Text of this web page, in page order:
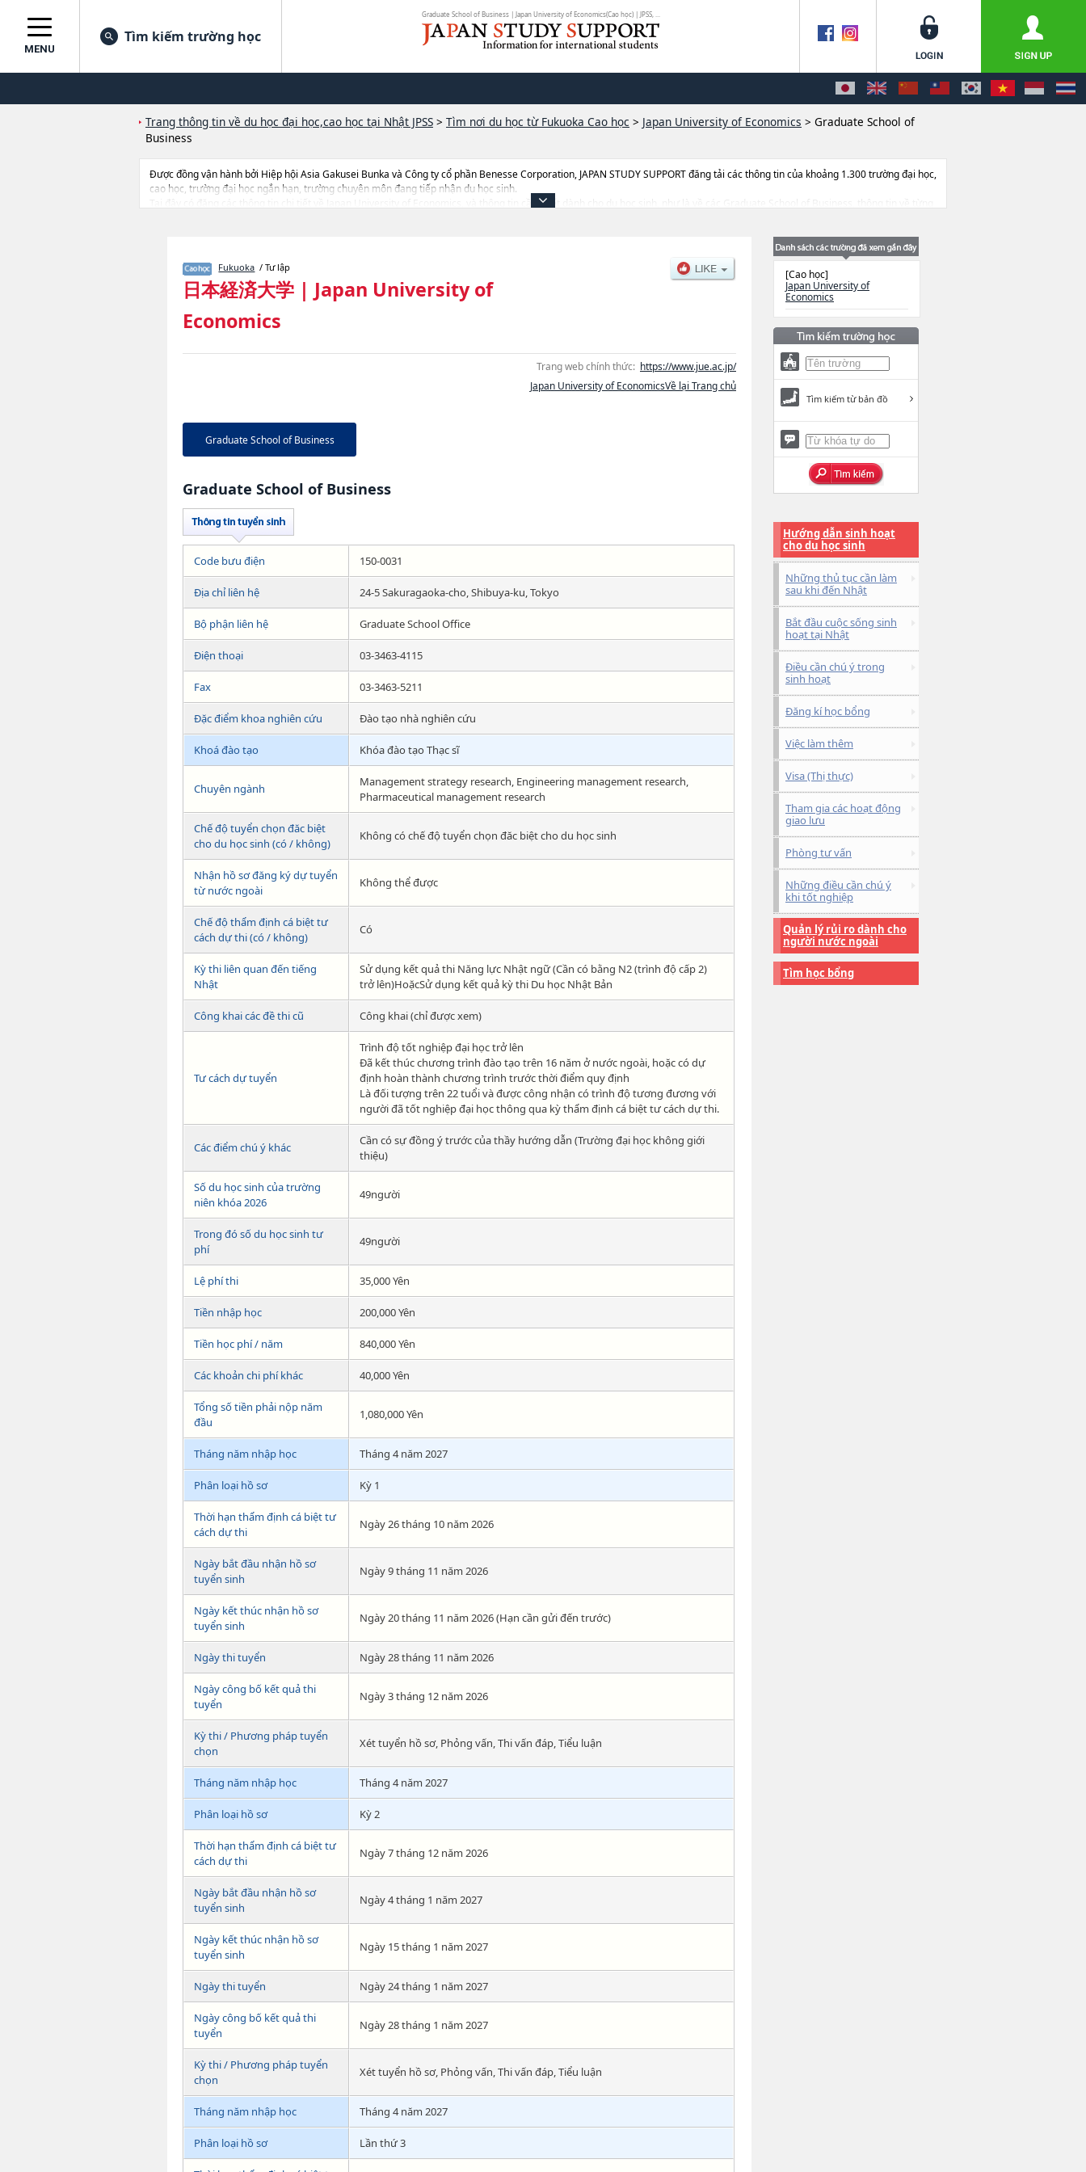
Graduate School of Business | Japan University of Economics(Cao học) | JPSS, ...
MENU
Tìm kiếm trường học
Trang thông tin về du học đại học,cao học tại Nhật JPSS > Tìm nơi du học từ Fukuoka Cao học > Japan University of Economics > Graduate School of
Business
Được đồng vận hành bởi Hiệp hội Asia Gakusei Bunka và Công ty cổ phần Benesse Corporation, JAPAN STUDY SUPPORT đăng tải các thông tin của khoảng 1.300 trường đại học,
cao học, trường đại học ngắn hạn, trường chuyên môn đang tiếp nhận du học sinh.
Tại đây có đăng các thông tin chi tiết về Japan University of Economics, và thông tin cần thiết dành cho du học sinh, như là về các Graduate School of Business, thông tin về từng
Fukuoka / Tư lập
日本経済大学 | Japan University of
Economics
Trang web chính thức: https://www.jue.ac.jp/
Japan University of EconomicsVề lại Trang chủ
Graduate School of Business
Graduate School of Business
Code bưu điện 150-0031
Địa chỉ liên hệ 24-5 Sakuragaoka-cho, Shibuya-ku, Tokyo
Bộ phận liên hệ Graduate School Office
Điện thoại 03-3463-4115
Fax 03-3463-5211
Đặc điểm khoa nghiên cứu Đào tạo nhà nghiên cứu
Khoá đào tạo Khóa đào tạo Thạc sĩ
Chuyên ngành
Management strategy research, Engineering management research,
Pharmaceutical management research
Chế độ tuyển chọn đăc biệt
cho du học sinh (có / không)
Không có chế độ tuyển chọn đăc biệt cho du học sinh
Nhận hồ sơ đăng ký dự tuyển
từ nước ngoài
Không thể được
Chế độ thẩm định cá biệt tư
cách dự thi (có / không)
Có
Kỳ thi liên quan đến tiếng
Nhật
Sử dụng kết quả thi Năng lực Nhật ngữ (Cần có bằng N2 (trình độ cấp 2)
trở lên)HoặcSử dụng kết quả kỳ thi Du học Nhật Bản
Công khai các đề thi cũ Công khai (chỉ được xem)
Tư cách dự tuyển
Trình độ tốt nghiệp đại học trở lên
Đã kết thúc chương trình đào tạo trên 16 năm ở nước ngoài, hoặc có dự
định hoàn thành chương trình trước thời điểm quy định
Là đối tượng trên 22 tuổi và được công nhận có trình độ tương đương với
người đã tốt nghiệp đại học thông qua kỳ thẩm định cá biệt tư cách dự thi.
Các điểm chú ý khác
Cần có sự đồng ý trước của thầy hướng dẫn (Trường đại học không giới
thiệu)
Số du học sinh của trường
niên khóa 2026
49người
Trong đó số du học sinh tư
phí
49người
Lệ phí thi 35,000 Yên
Tiền nhập học 200,000 Yên
Tiền học phí / năm 840,000 Yên
Các khoản chi phí khác 40,000 Yên
Tổng số tiền phải nộp năm
đầu
1,080,000 Yên
Tháng năm nhập học Tháng 4 năm 2027
Phân loại hồ sơ Kỳ 1
Thời hạn thẩm định cá biệt tư
cách dự thi
Ngày 26 tháng 10 năm 2026
Ngày bắt đầu nhận hồ sơ
tuyển sinh
Ngày 9 tháng 11 năm 2026
Ngày kết thúc nhận hồ sơ
tuyển sinh
Ngày 20 tháng 11 năm 2026 (Hạn cần gửi đến trước)
Ngày thi tuyển Ngày 28 tháng 11 năm 2026
Ngày công bố kết quả thi
tuyển
Ngày 3 tháng 12 năm 2026
Kỳ thi / Phương pháp tuyển
chọn
Xét tuyển hồ sơ, Phỏng vấn, Thi vấn đáp, Tiểu luận
Tháng năm nhập học Tháng 4 năm 2027
Phân loại hồ sơ Kỳ 2
Thời hạn thẩm định cá biệt tư
cách dự thi
Ngày 7 tháng 12 năm 2026
Ngày bắt đầu nhận hồ sơ
tuyển sinh
Ngày 4 tháng 1 năm 2027
Ngày kết thúc nhận hồ sơ
tuyển sinh
Ngày 15 tháng 1 năm 2027
Ngày thi tuyển Ngày 24 tháng 1 năm 2027
Ngày công bố kết quả thi
tuyển
Ngày 28 tháng 1 năm 2027
Kỳ thi / Phương pháp tuyển
chọn
Xét tuyển hồ sơ, Phỏng vấn, Thi vấn đáp, Tiểu luận
Tháng năm nhập học Tháng 4 năm 2027
Phân loại hồ sơ Lần thứ 3
[Cao học]
Japan University of
Economics
Tìm kiếm từ bản đồ
Hướng dẫn sinh hoạt
cho du học sinh
Những thủ tục cần làm
sau khi đến Nhật
Bắt đầu cuộc sống sinh
hoạt tại Nhật
Điều cần chú ý trong
sinh hoạt
Đăng kí học bổng
Việc làm thêm
Visa (Thị thực)
Tham gia các hoạt động
giao lưu
Phòng tư vấn
Những điều cần chú ý
khi tốt nghiệp
Quản lý rủi ro dành cho
người nước ngoài
Tìm học bổng